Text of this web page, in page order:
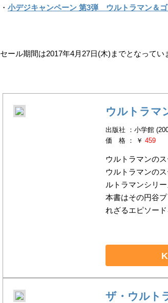
・ 小デジキャンペーン 第3弾 ウルトラマン＆
セール期間は2017年4月27日(木)までとなってい
ウルトラマ
出版社 ：小学館
価 格 ： ￥459
ウルトラマンの
ウルトラマンの
ルトラマンシリ
本書はその円谷
れざるエピソー
ザ・ウルト